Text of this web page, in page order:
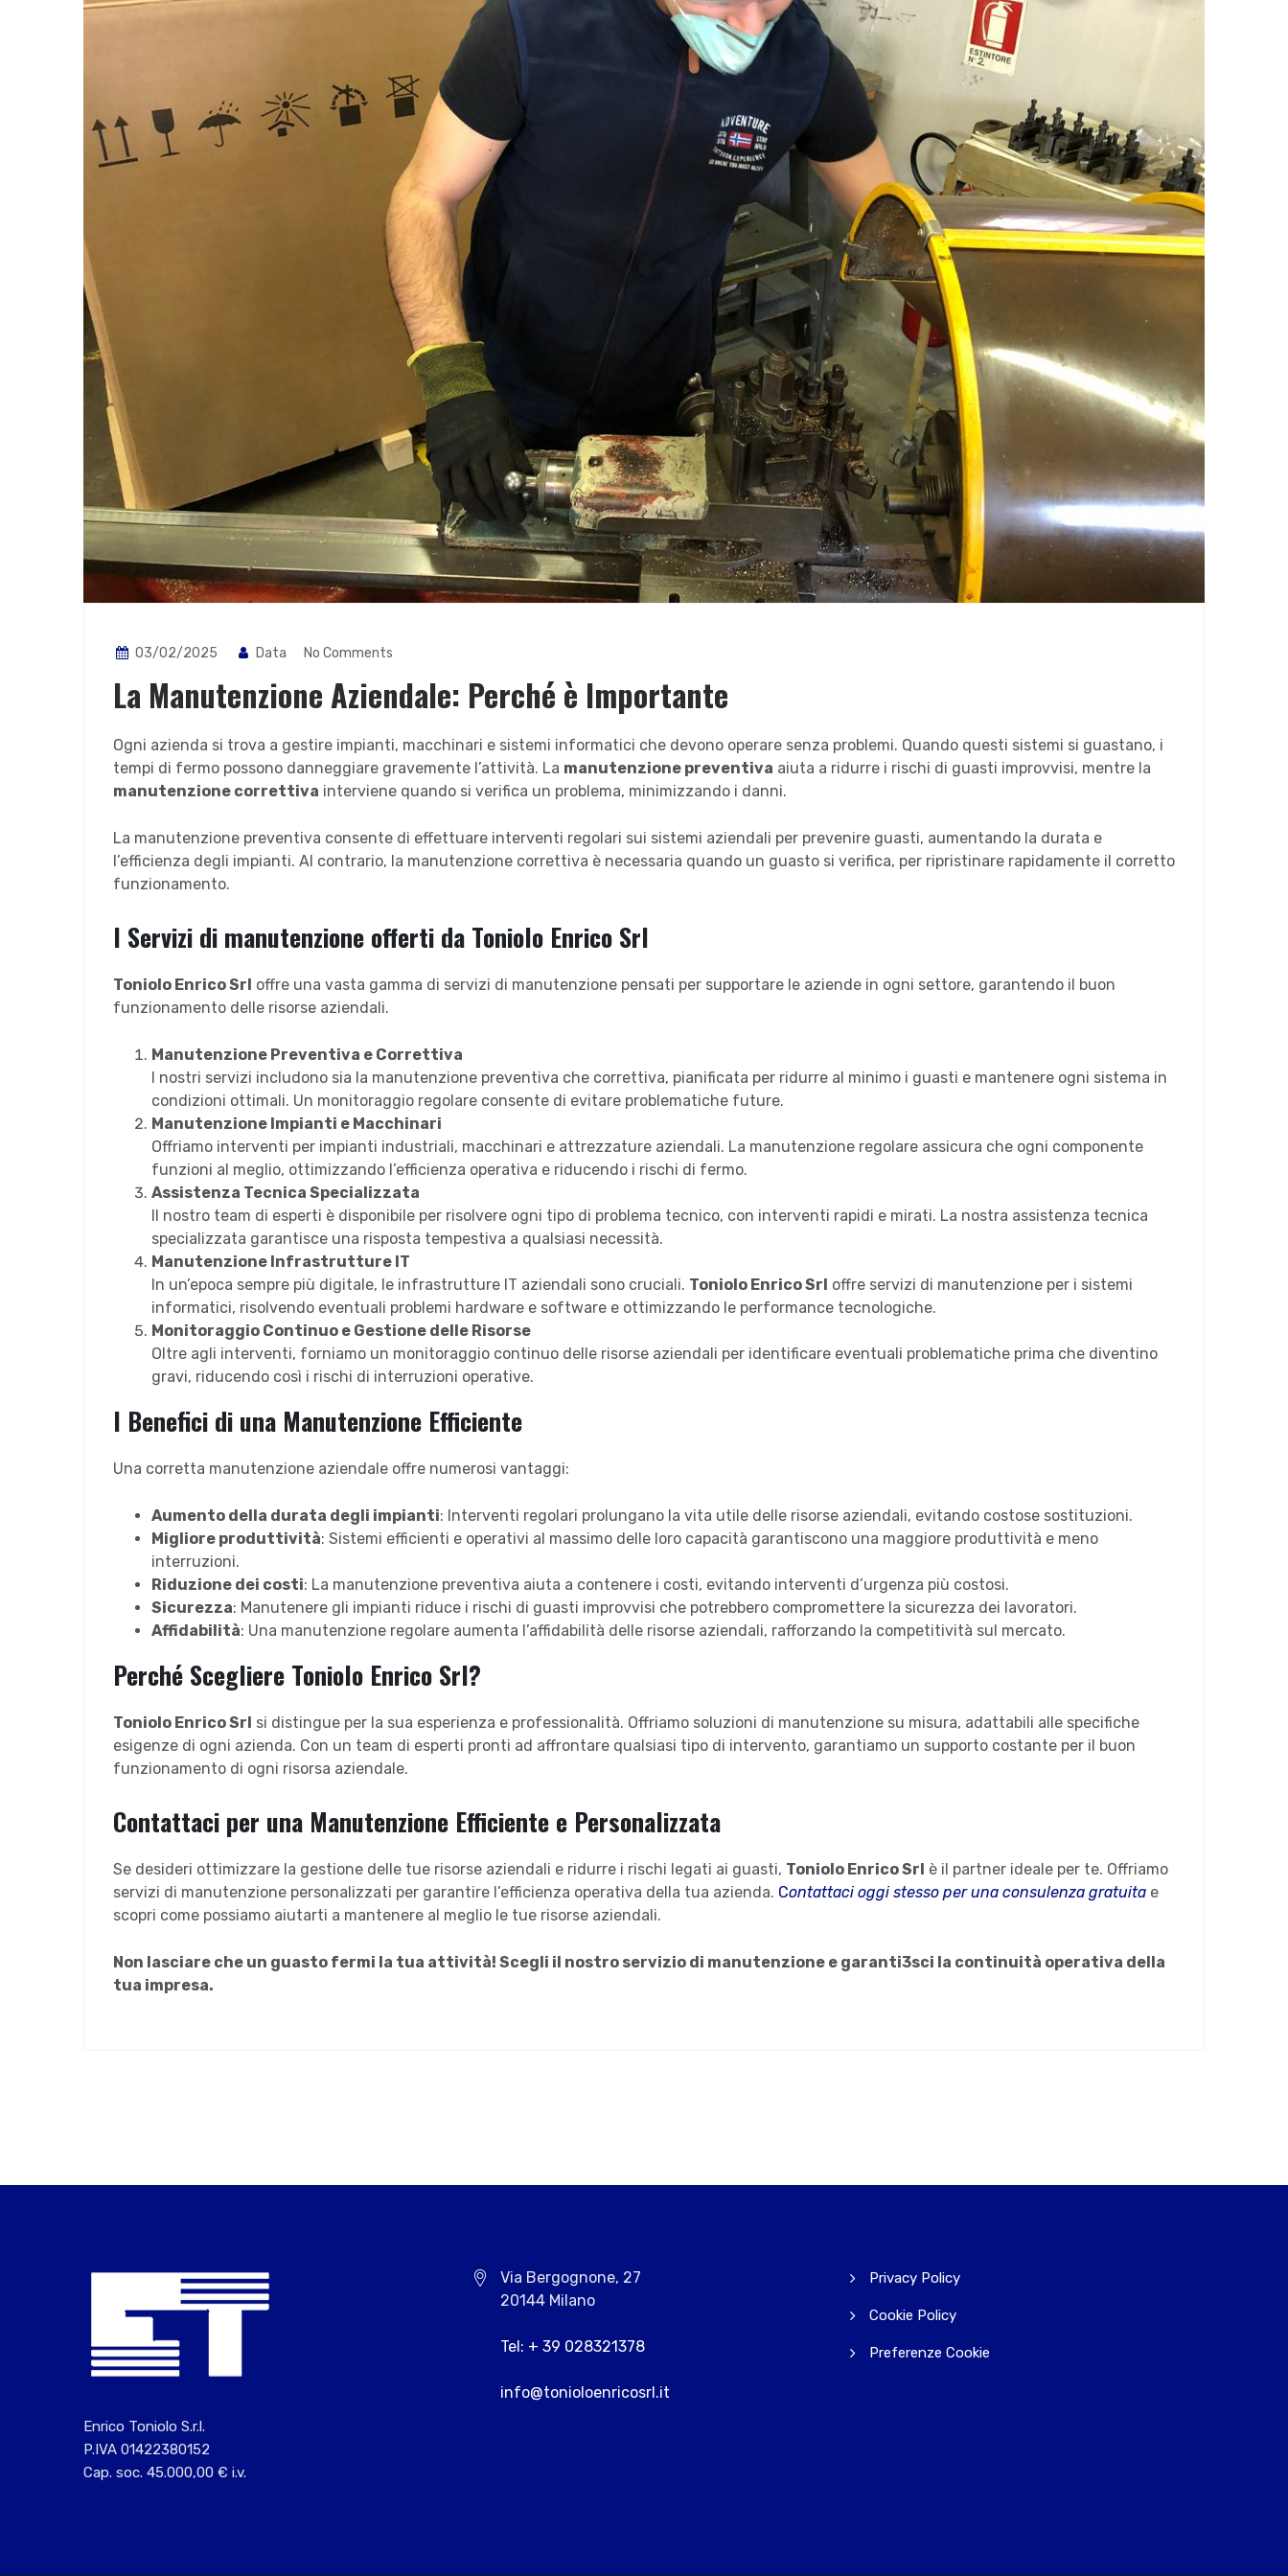
03/02/2025 Data No Comments
La Manutenzione Aziendale: Perché è Importante
Ogni azienda si trova a gestire impianti, macchinari e sistemi informatici che devono operare senza problemi. Quando questi sistemi si guastano, i
tempi di fermo possono danneggiare gravemente l’attività. La manutenzione preventiva aiuta a ridurre i rischi di guasti improvvisi, mentre la
manutenzione correttiva interviene quando si verifica un problema, minimizzando i danni.
La manutenzione preventiva consente di effettuare interventi regolari sui sistemi aziendali per prevenire guasti, aumentando la durata e
l’efficienza degli impianti. Al contrario, la manutenzione correttiva è necessaria quando un guasto si verifica, per ripristinare rapidamente il corretto
funzionamento.
I Servizi di manutenzione offerti da Toniolo Enrico Srl
Toniolo Enrico Srl offre una vasta gamma di servizi di manutenzione pensati per supportare le aziende in ogni settore, garantendo il buon
funzionamento delle risorse aziendali.
Manutenzione Preventiva e Correttiva
I nostri servizi includono sia la manutenzione preventiva che correttiva, pianificata per ridurre al minimo i guasti e mantenere ogni sistema in
condizioni ottimali. Un monitoraggio regolare consente di evitare problematiche future.
Manutenzione Impianti e Macchinari
Offriamo interventi per impianti industriali, macchinari e attrezzature aziendali. La manutenzione regolare assicura che ogni componente
funzioni al meglio, ottimizzando l’efficienza operativa e riducendo i rischi di fermo.
Assistenza Tecnica Specializzata
Il nostro team di esperti è disponibile per risolvere ogni tipo di problema tecnico, con interventi rapidi e mirati. La nostra assistenza tecnica
specializzata garantisce una risposta tempestiva a qualsiasi necessità.
Manutenzione Infrastrutture IT
In un’epoca sempre più digitale, le infrastrutture IT aziendali sono cruciali. Toniolo Enrico Srl offre servizi di manutenzione per i sistemi
informatici, risolvendo eventuali problemi hardware e software e ottimizzando le performance tecnologiche.
Monitoraggio Continuo e Gestione delle Risorse
Oltre agli interventi, forniamo un monitoraggio continuo delle risorse aziendali per identificare eventuali problematiche prima che diventino
gravi, riducendo così i rischi di interruzioni operative.
I Benefici di una Manutenzione Efficiente
Una corretta manutenzione aziendale offre numerosi vantaggi:
Aumento della durata degli impianti: Interventi regolari prolungano la vita utile delle risorse aziendali, evitando costose sostituzioni.
Migliore produttività: Sistemi efficienti e operativi al massimo delle loro capacità garantiscono una maggiore produttività e meno
interruzioni.
Riduzione dei costi: La manutenzione preventiva aiuta a contenere i costi, evitando interventi d’urgenza più costosi.
Sicurezza: Manutenere gli impianti riduce i rischi di guasti improvvisi che potrebbero compromettere la sicurezza dei lavoratori.
Affidabilità: Una manutenzione regolare aumenta l’affidabilità delle risorse aziendali, rafforzando la competitività sul mercato.
Perché Scegliere Toniolo Enrico Srl?
Toniolo Enrico Srl si distingue per la sua esperienza e professionalità. Offriamo soluzioni di manutenzione su misura, adattabili alle specifiche
esigenze di ogni azienda. Con un team di esperti pronti ad affrontare qualsiasi tipo di intervento, garantiamo un supporto costante per il buon
funzionamento di ogni risorsa aziendale.
Contattaci per una Manutenzione Efficiente e Personalizzata
Se desideri ottimizzare la gestione delle tue risorse aziendali e ridurre i rischi legati ai guasti, Toniolo Enrico Srl è il partner ideale per te. Offriamo
servizi di manutenzione personalizzati per garantire l’efficienza operativa della tua azienda. Contattaci oggi stesso per una consulenza gratuita e
scopri come possiamo aiutarti a mantenere al meglio le tue risorse aziendali.
Non lasciare che un guasto fermi la tua attività! Scegli il nostro servizio di manutenzione e garanti3sci la continuità operativa della
tua impresa.
Enrico Toniolo S.r.l.
P.IVA 01422380152
Cap. soc. 45.000,00 € i.v.
Via Bergognone, 27
20144 Milano
Tel: + 39 028321378
info@tonioloenricosrl.it
Privacy Policy
Cookie Policy
Preferenze Cookie